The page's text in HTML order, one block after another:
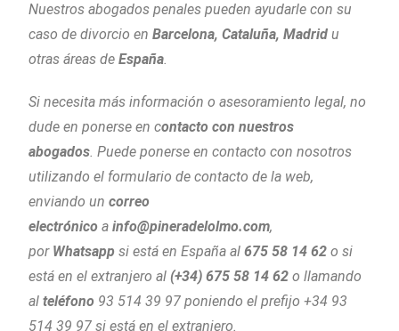
Nuestros abogados penales pueden ayudarle con su
caso de divorcio enBarcelona, Cataluña, Madrid u
otras áreas deEspaña.
Si necesita más información o asesoramiento legal, no
dude en ponerse en contacto con nuestros
abogados.Puede ponerse en contacto con nosotros
utilizando el formulario de contacto de la web,
enviando uncorreo
electrónico ainfo@pineradelolmo.com,
por Whatsapp si está en España al675 58 14 62o si
está en el extranjero al (+34) 675 58 14 62o llamando
alteléfono 93 514 39 97 poniendo el prefijo +34 93
514 39 97 si está en el extranjero.